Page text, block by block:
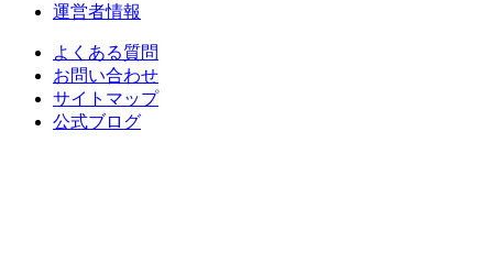
運営者情報
よくある質問
お問い合わせ
サイトマップ
公式ブログ